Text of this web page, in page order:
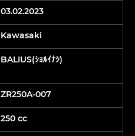
03.02.2023
Kawasaki
BALIUS(ｼｮﾙｲﾅｼ)
ZR250A-007
250 cc